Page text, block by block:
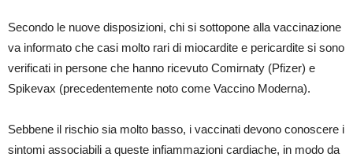
Secondo le nuove disposizioni, chi si sottopone alla vaccinazione
va informato che casi molto rari di miocardite e pericardite si sono
verificati in persone che hanno ricevuto Comirnaty (Pfizer) e
Spikevax (precedentemente noto come Vaccino Moderna).
Sebbene il rischio sia molto basso, i vaccinati devono conoscere i
sintomi associabili a queste infiammazioni cardiache, in modo da